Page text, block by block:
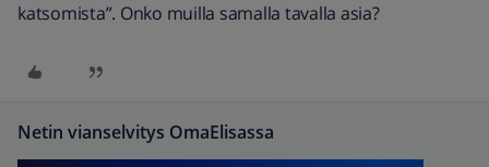
katsomista”. Onko muilla samalla tavalla asia?
Netin vianselvitys OmaElisassa